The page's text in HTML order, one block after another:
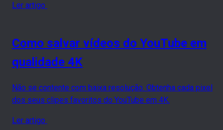
Ler artigo
Como salvar vídeos do YouTube em
qualidade 4K
Não se contente com baixa resolução. Obtenha cada pixel
dos seus clipes favoritos do YouTube em 4K.
Ler artigo